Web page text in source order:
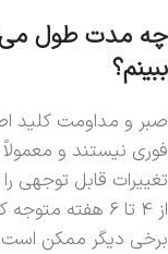
چه مدت طول
ببینم؟
صبر و مداومت کلید
فوری نیستند و
تغییرات قابل توجهی
از 4 تا 6 هفته